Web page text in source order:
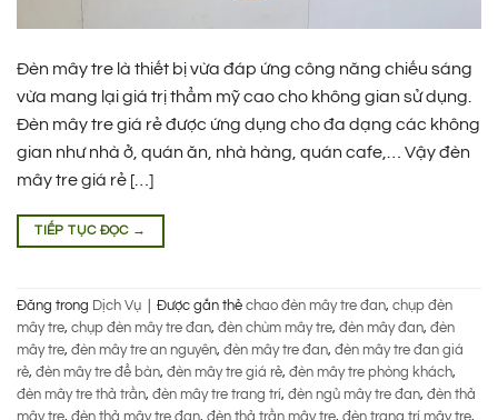
Đèn mây tre là thiết bị vừa đáp ứng công năng chiếu sáng
vừa mang lại giá trị thẩm mỹ cao cho không gian sử dụng.
Đèn mây tre giá rẻ được ứng dụng cho đa dạng các không
gian như nhà ở, quán ăn, nhà hàng, quán cafe,… Vậy đèn
mây tre giá rẻ […]
TIẾP TỤC ĐỌC →
Đăng trong Dịch Vụ Được gắn thẻ chao đèn mây tre đan, chụp đèn
mây tre, chụp đèn mây tre đan, đèn chùm mây tre, đèn mây đan, đèn
mây tre, đèn mây tre an nguyên, đèn mây tre đan, đèn mây tre đan giá
rẻ, đèn mây tre để bàn, đèn mây tre giá rẻ, đèn mây tre phòng khách,
đèn mây tre thả trần, đèn mây tre trang trí, đèn ngủ mây tre đan, đèn thả